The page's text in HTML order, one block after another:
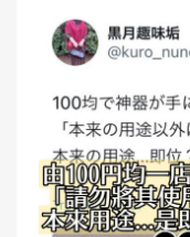
s
t
d
o
n